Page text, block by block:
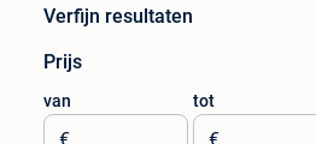
Verfijn resultaten
Prijs
van tot